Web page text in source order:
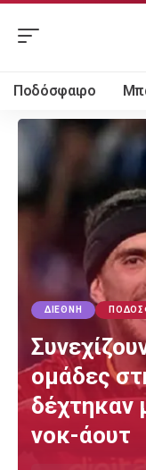
Ποδόσφαιρο
ΔΙΕΘΝΉ
ομάδες
δέχτηκαν
νοκ-άουτ